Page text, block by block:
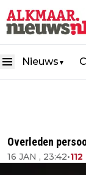
Nieuws ▼
Overleden
16 JAN , 23:42•112